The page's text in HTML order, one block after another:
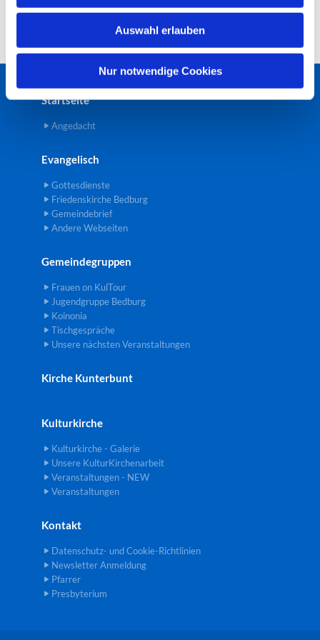
l
Auswahl erlauben
Nur notwendige Cookies
Startseite
Angedacht
Evangelisch
Gottesdienste
Friedenskirche Bedburg
Gemeindebrief
Andere Webseiten
Gemeindegruppen
Frauen on KulTour
Jugendgruppe Bedburg
Koinonia
Tischgespräche
Unsere nächsten Veranstaltungen
Kirche Kunterbunt
Kulturkirche
Kulturkirche - Galerie
Unsere KulturKirchenarbeit
Veranstaltungen - NEW
Veranstaltungen
Kontakt
Datenschutz- und Cookie-Richtlinien
Newsletter Anmeldung
Pfarrer
Presbyterium